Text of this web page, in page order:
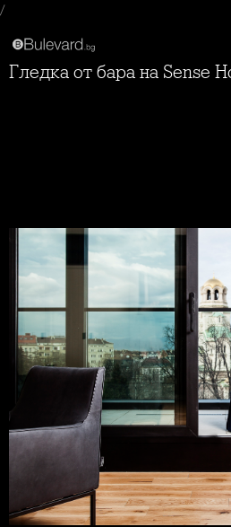
/
Гледка от бара на Sense